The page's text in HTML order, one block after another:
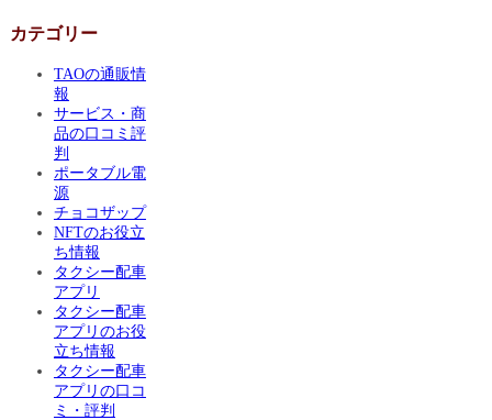
カテゴリー
TAOの通販情
報
サービス・商
品の口コミ評
判
ポータブル電
源
チョコザップ
NFTのお役立
ち情報
タクシー配車
アプリ
タクシー配車
アプリのお役
立ち情報
タクシー配車
アプリの口コ
ミ・評判